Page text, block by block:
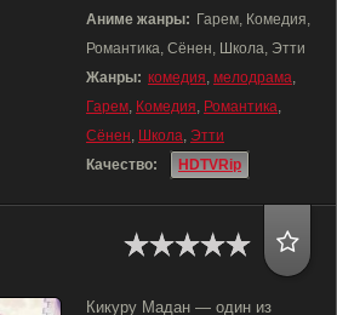
Аниме жанры: Гарем, Комедия,
Романтика, Сёнен, Школа, Этти
Жанры: комедия, мелодрама,
Гарем, Комедия, Романтика,
Сёнен, Школа, Этти
Качество:
HDTVRip
Кикуру Мадан — один из